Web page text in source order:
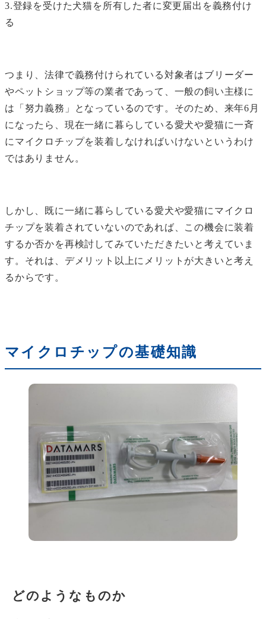
3.登録を受けた犬猫を所有した者に変更届出を義務付け
る
つまり、法律で義務付けられている対象者はブリーダー
やペットショップ等の業者であって、一般の飼い主様に
は「努力義務」となっているのです。そのため、来年6月
になったら、現在一緒に暮らしている愛犬や愛猫に一斉
にマイクロチップを装着しなければいけないというわけ
ではありません。
しかし、既に一緒に暮らしている愛犬や愛猫にマイクロ
チップを装着されていないのであれば、この機会に装着
するか否かを再検討してみていただきたいと考えていま
す。それは、デメリット以上にメリットが大きいと考え
るからです。
マイクロチップの基礎知識
どのようなものか